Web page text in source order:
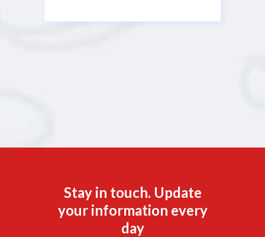
Stay in touch. Update
your information every
day